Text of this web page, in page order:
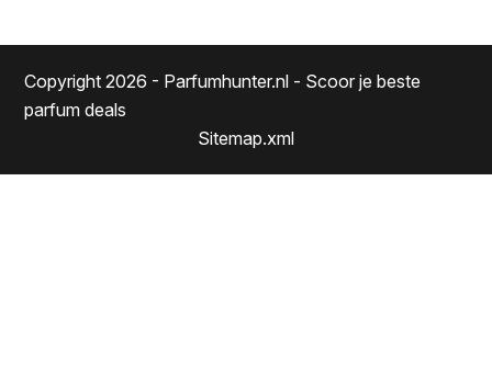
Copyright 2026 - Parfumhunter.nl - Scoor je beste
parfum deals
Sitemap.xml